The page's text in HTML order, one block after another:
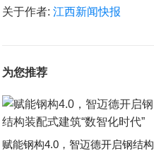
关于作者: 江西新闻快报
为您推荐
赋能钢构4.0，智迈德开启钢结构